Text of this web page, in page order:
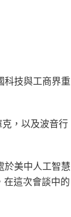
科技與工商界重
，以及波音行
於美中人工智慧
在這次會談中的